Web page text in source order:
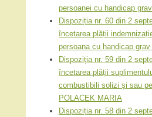
persoanei cu handicap grav
Dispoziția nr. 60 din 2
încetarea plății
persoana cu handicap
Dispoziția nr. 59 din 2
încetarea plății
combustibili solizi și sau
POLACEK MARIA
Dispoziția nr. 58 din 2